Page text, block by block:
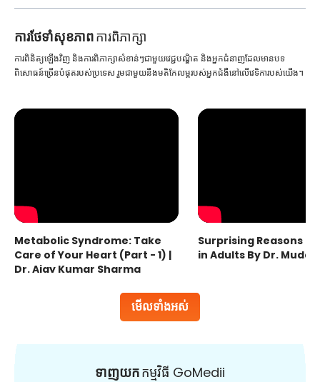
ការ​ថែទាំ​សុខភាពការពិភាក្សា
មើលទាំងអស់
ការពិនិត្យឡើងវិញ និងការពិភាក្សាសំខាន់ៗជាមួយវេជ្ជបណ្ឌិត និងអ្នកជំនាញដែលមានបទ
ពិសោធន៍ច្រើនបំផុតរបស់ប្រទេស រួមជាមួយនឹងមតិកែលម្អរបស់អ្នកជំងឺនៅលើវេទិការបស់យើង។
Metabolic Syndrome: Take
Care of Your Heart (Part - 1) |
Dr. Ajay Kumar Sharma
Surprising Reasons
in Adults By Dr.
ទាញយកកម្មវិធី GoMedii